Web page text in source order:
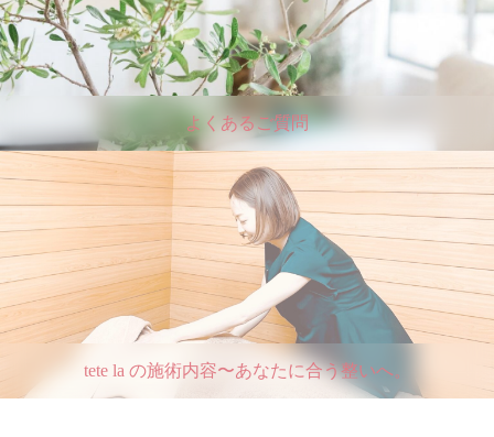
よくあるご質問
tete la の施術内容〜あなたに合う整いへ。